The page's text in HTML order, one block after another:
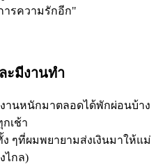
รความรักอีก"
ะมีงานทำ
านหนักมาตลอดได้พักผ่อนบ้าง
เช้า
ๆที่ผมพยายามส่งเงินมาให้แม่
ไกล)